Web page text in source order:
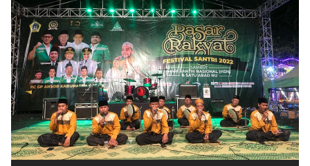
Partner
Insight
NTB
Suara
Time
Lens
IDN
Daily
Jogja
Jalan
Rakyat
Idealita
News
Kita
Notice
Dinamikapost.com
Radar
Baru
Seedbacklink
Follow
Kabarbaru